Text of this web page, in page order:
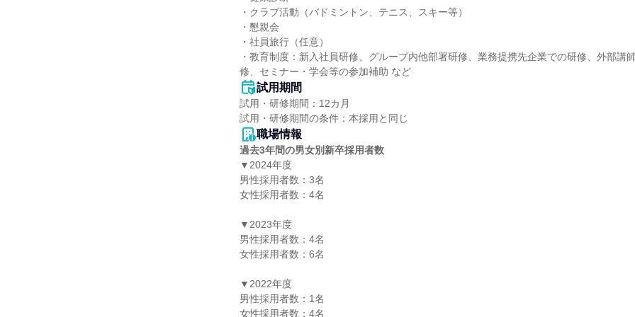
・クラブ活動（バドミントン、テニス、スキー等）
・懇親会
・社員旅行（任意）
・教育制度：新入社員研修、グループ内他部署研修、業務提携先企業での研修、外部講
修、セミナー・学会等の参加補助 など
試用期間
試用・研修期間：12カ月
職場情報
過去3年間の男女別新卒採用者数
▼2024年度
男性採用者数：3名
女性採用者数：4名
▼2023年度
男性採用者数：4名
女性採用者数：6名
▼2022年度
男性採用者数：1名
女性採用者数：4名